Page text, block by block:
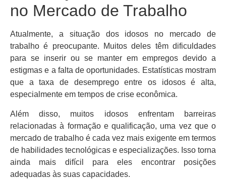
no Mercado de Trabalho
Atualmente, a situação dos idosos no mercado de
trabalho é preocupante. Muitos deles têm dificuldades
para se inserir ou se manter em empregos devido a
estigmas e a falta de oportunidades. Estatísticas mostram
que a taxa de desemprego entre os idosos é alta,
especialmente em tempos de crise econômica.
Além disso, muitos idosos enfrentam barreiras
relacionadas à formação e qualificação, uma vez que o
mercado de trabalho é cada vez mais exigente em termos
de habilidades tecnológicas e especializações. Isso torna
ainda mais difícil para eles encontrar posições
adequadas às suas capacidades.